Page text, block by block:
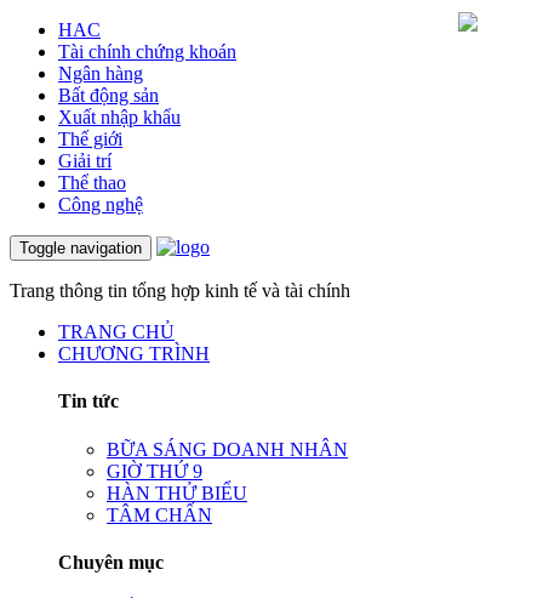
HAC
Tài chính chứng khoán
Ngân hàng
Bất động sản
Xuất nhập khẩu
Thế giới
Giải trí
Thể thao
Công nghệ
Toggle navigation
Trang thông tin tổng hợp kinh tế và tài chính
TRANG CHỦ
CHƯƠNG TRÌNH
Tin tức
BỮA SÁNG DOANH NHÂN
GIỜ THỨ 9
HÀN THỬ BIỂU
TÂM CHẤN
Chuyên mục